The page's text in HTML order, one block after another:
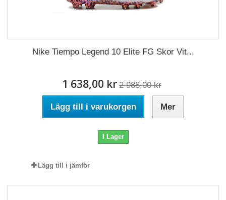
Nike Tiempo Legend 10 Elite FG Skor Vit...
1 638,00 kr 2 988,00 kr
Lägg till i varukorgen Mer
I Lager
Lägg till i jämför